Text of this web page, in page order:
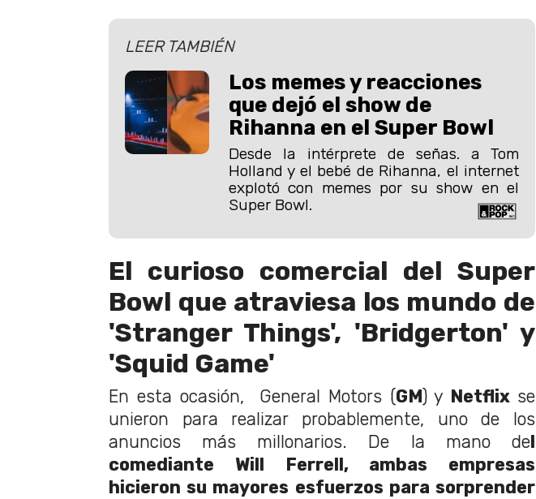
LEER TAMBIÉN
Los memes y reacciones
que dejó el show de
Rihanna en el Super Bowl
Desde la intérprete de señas. a Tom
Holland y el bebé de Rihanna, el internet
explotó con memes por su show en el
Super Bowl.
El curioso comercial del Super
Bowl que atraviesa los mundo de
'Stranger Things', 'Bridgerton' y
'Squid Game'
En esta ocasión, General Motors (GM) y Netflix se
unieron para realizar probablemente, uno de los
anuncios más millonarios. De la mano del
comediante Will Ferrell, ambas empresas
hicieron su mayores esfuerzos para sorprender